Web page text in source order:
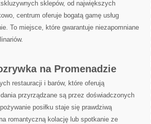
sklepów, od największych
centrum ⁣oferuje bogatą gamę usług
To miejsce, które ⁤gwarantuje ‍niezapomniane
na Promenadzie
restauracji i⁣ barów, które oferują
przyrządzane są ‍przez doświadczonych
posiłku​ staje się prawdziwą
romantyczną ‌kolację lub spotkanie⁢ ze